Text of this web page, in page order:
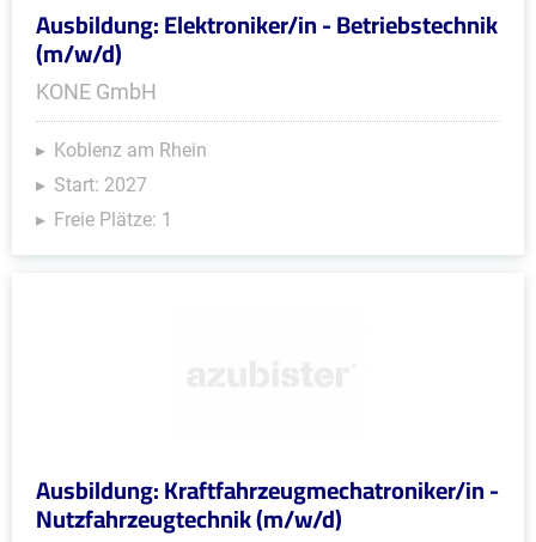
Ausbildung: Elektroniker/in - Betriebstechnik
(m/w/d)
KONE GmbH
Koblenz am Rhein
Start: 2027
Freie Plätze: 1
Ausbildung: Kraftfahrzeugmechatroniker/in -
Nutzfahrzeugtechnik (m/w/d)